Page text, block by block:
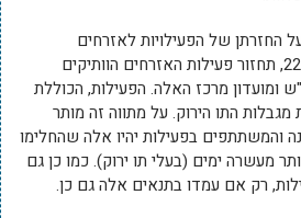
החזרתן של הפעילויות לאזרחים
החל מיום שני, 22.2, תחזור פעילות האזרחים הוותיקים
ומועדון מרכז האלה. הפעילות, הכוללת
התו הירוק. על מתווה זה מותר
למבנה והמשתתפים בפעילות יהיו אלה שהחלימו
מעשרה ימים (בעלי תו ירוק). כמו כן גם
רק אם עמדו בתנאים אלה גם כן.